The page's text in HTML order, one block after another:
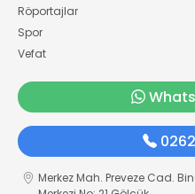
Röportajlar
Spor
Vefat
Merkez Mah. Preveze Cad.